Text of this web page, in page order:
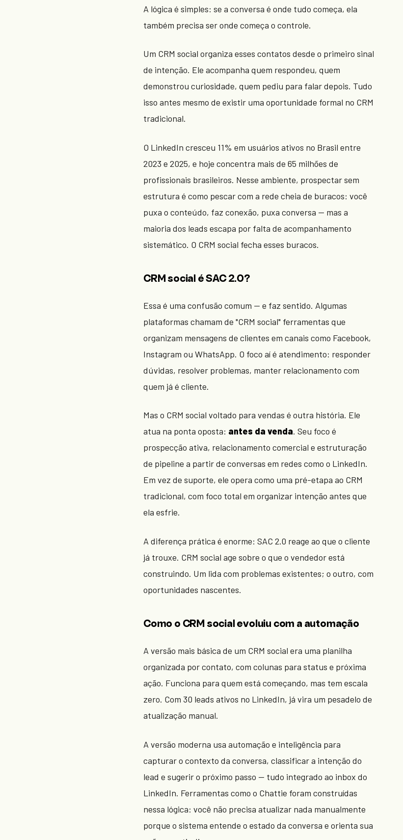
A lógica é simples: se a conversa é onde tudo começa, ela
também precisa ser onde começa o controle.
Um CRM social organiza esses contatos desde o primeiro sinal
de intenção. Ele acompanha quem respondeu, quem
demonstrou curiosidade, quem pediu para falar depois. Tudo
isso antes mesmo de existir uma oportunidade formal no CRM
tradicional.
O LinkedIn cresceu 11% em usuários ativos no Brasil entre
2023 e 2025, e hoje concentra mais de 65 milhões de
profissionais brasileiros. Nesse ambiente, prospectar sem
estrutura é como pescar com a rede cheia de buracos: você
puxa o conteúdo, faz conexão, puxa conversa — mas a
maioria dos leads escapa por falta de acompanhamento
sistemático. O CRM social fecha esses buracos.
CRM social é SAC 2.0?
Essa é uma confusão comum — e faz sentido. Algumas
plataformas chamam de "CRM social" ferramentas que
organizam mensagens de clientes em canais como Facebook,
Instagram ou WhatsApp. O foco aí é atendimento: responder
dúvidas, resolver problemas, manter relacionamento com
quem já é cliente.
Mas o CRM social voltado para vendas é outra história. Ele
atua na ponta oposta: antes da venda. Seu foco é
prospecção ativa, relacionamento comercial e estruturação
de pipeline a partir de conversas em redes como o LinkedIn.
Em vez de suporte, ele opera como uma pré-etapa ao CRM
tradicional, com foco total em organizar intenção antes que
ela esfrie.
A diferença prática é enorme: SAC 2.0 reage ao que o cliente
já trouxe. CRM social age sobre o que o vendedor está
construindo. Um lida com problemas existentes; o outro, com
oportunidades nascentes.
Como o CRM social evoluiu com a automação
A versão mais básica de um CRM social era uma planilha
organizada por contato, com colunas para status e próxima
ação. Funciona para quem está começando, mas tem escala
zero. Com 30 leads ativos no LinkedIn, já vira um pesadelo de
atualização manual.
A versão moderna usa automação e inteligência para
capturar o contexto da conversa, classificar a intenção do
lead e sugerir o próximo passo — tudo integrado ao inbox do
LinkedIn. Ferramentas como o Chattie foram construídas
nessa lógica: você não precisa atualizar nada manualmente
porque o sistema entende o estado da conversa e orienta sua